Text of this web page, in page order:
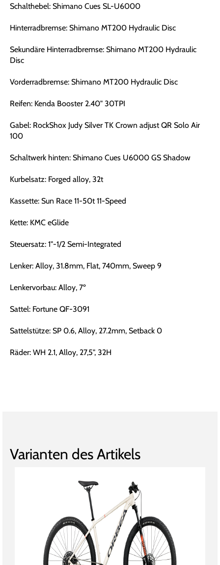
Schalthebel: Shimano Cues SL-U6000
Hinterradbremse: Shimano MT200 Hydraulic Disc
Sekundäre Hinterradbremse: Shimano MT200 Hydraulic
Disc
Vorderradbremse: Shimano MT200 Hydraulic Disc
Reifen: Kenda Booster 2.40" 30TPI
Gabel: RockShox Judy Silver TK Crown adjust QR Solo Air
100
Schaltwerk hinten: Shimano Cues U6000 GS Shadow
Kurbelsatz: Forged alloy, 32t
Kassette: Sun Race 11-50t 11-Speed
Kette: KMC eGlide
Steuersatz: 1"-1/2 Semi-Integrated
Lenker: Alloy, 31.8mm, Flat, 740mm, Sweep 9
Lenkervorbau: Alloy, 7º
Sattel: Fortune QF-3091
Sattelstütze: SP 0.6, Alloy, 27.2mm, Setback 0
Räder: WH 2.1, Alloy, 27,5", 32H
Varianten des Artikels